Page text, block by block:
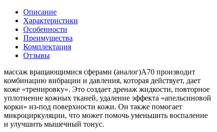
Описание
Характеристики
Особенности
Преимущества
Комплектация
Отзывы
массаж вращающимися сферами (аналог)А70 производит
комбинацию вибрации и давления, которая действует, дает
коже «тренировку». Это создает дренаж жидкости, повторное
уплотнение кожных тканей, удаление эффекта «апельсиновой
корки» из-под поверхности кожи. Он также помогает
микроциркуляции, что может помочь уменьшить воспаление
и улучшить мышечный тонус.